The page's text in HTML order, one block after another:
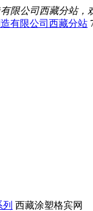
限公司西藏分站，
西藏涂塑格宾网